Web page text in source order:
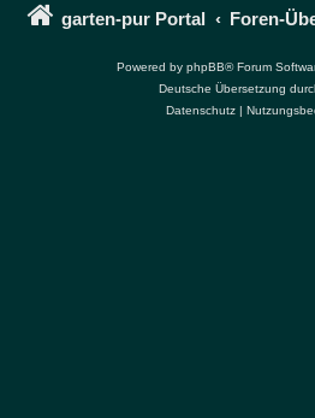
garten-pur Portal Foren-
Powered by phpBB® Forum
Deutsche Übersetzung
Datenschutz|